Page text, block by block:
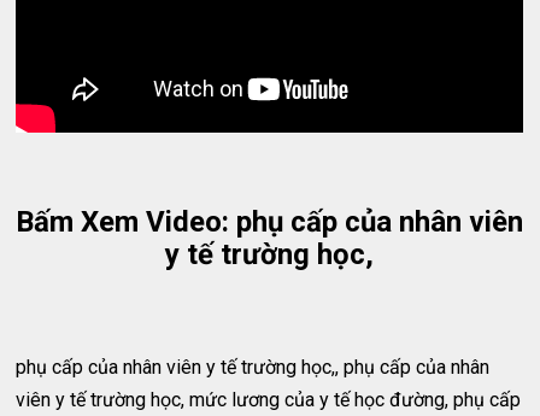
Bấm Xem Video: phụ cấp của nhân viên
y tế trường học,
phụ cấp của nhân viên y tế trường học,, phụ cấp của nhân
viên y tế trường học, mức lương của y tế học đường, phụ cấp